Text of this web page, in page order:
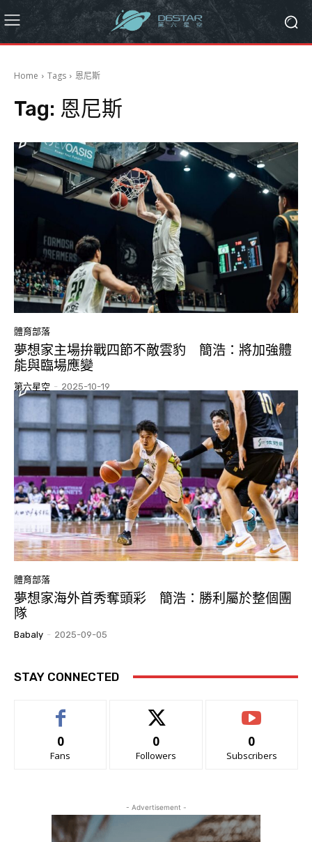
Home Tags 恩尼斯
Tag: 恩尼斯
體育部落
夢想家主場拚戰四節不敵雲豹 簡浩：將加強體
能與臨場應變
第六星空 - 2025-10-19
體育部落
夢想家海外首秀奪頭彩 簡浩：勝利屬於整個團
隊
Babaly - 2025-09-05
STAY CONNECTED
0
Fans
0
Followers
0
Subscribers
- Advertisement -